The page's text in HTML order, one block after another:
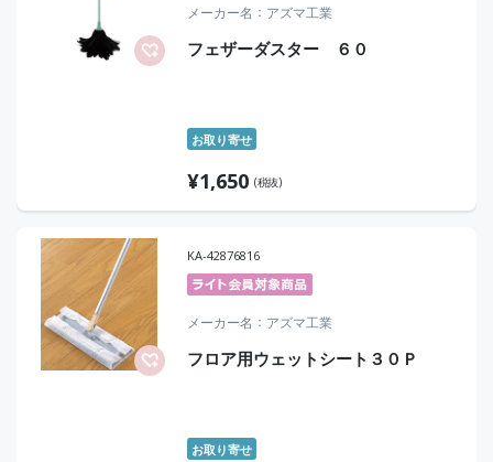
メーカー名 アズマ工業
フェザーダスター ６０
お取り寄せ
¥1,650 (税抜)
KA-42876816
メーカー名 アズマ工業
フロア用ウェットシート３０Ｐ
お取り寄せ